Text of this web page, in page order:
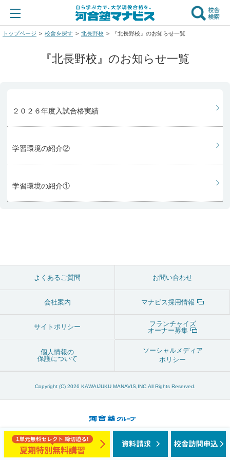
トップページ 校舎を探す 北長野校 『北長野校』のお知らせ一覧
『北長野校』のお知らせ一覧
２０２６年度入試合格実績
学習環境の紹介②
学習環境の紹介①
よくあるご質問 お問い合わせ
会社案内 マナビス採用情報
サイトポリシー
フランチャイズ
オーナー募集
個人情報の
保護について
ソーシャルメディア
ポリシー
Copyright (C) 2026 KAWAIJUKU MANAVIS,INC.All Rights Reserved.